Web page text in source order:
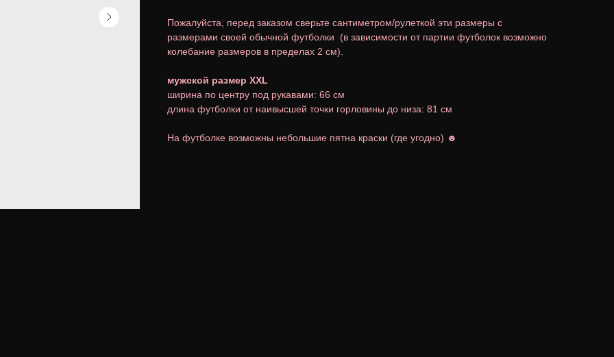
Пожалуйста, перед заказом сверьте сантиметром/рулеткой эти размеры с
размерами своей обычной футболки (в зависимости от партии футболок возможно
колебание размеров в пределах 2 см).
мужской размер XXL
ширина по центру под рукавами: 66 см
длина футболки от наивысшей точки горловины до низа: 81 см
На футболке возможны небольшие пятна краски (где угодно) ☻